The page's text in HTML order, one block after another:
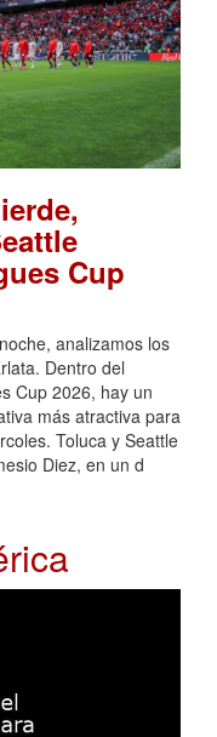
Cup
analizamos los
Dentro del
Cup 2026, hay un
más atractiva para
Toluca y Seattle
Diez, en un d